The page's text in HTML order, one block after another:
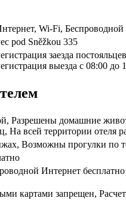
Wi-Fi, Беспроводной
pod Sněžkou 335
заезда
выезда с 08:00 до
Разрешены домашние
На всей территории отеля
Возможны прогулки по
Интернет бесплатно
картами запрещен,